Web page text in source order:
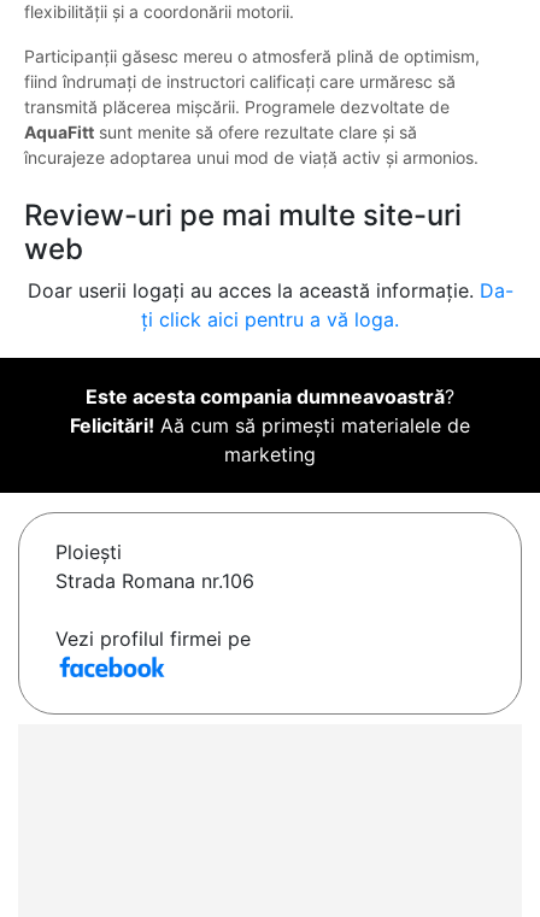
flexibilității și a coordonării motorii.
Participanții găsesc mereu o atmosferă plină de optimism,
fiind îndrumați de instructori calificați care urmăresc să
transmită plăcerea mișcării. Programele dezvoltate de
AquaFitt sunt menite să ofere rezultate clare și să
încurajeze adoptarea unui mod de viață activ și armonios.
Review-uri pe mai multe site-uri
web
Doar userii logați au acces la această informație. Da-
ți click aici pentru a vă loga.
Este acesta compania dumneavoastră?
Felicitări! Aă cum să primești materialele de
marketing
Ploieşti
Strada Romana nr.106
Vezi profilul firmei pe